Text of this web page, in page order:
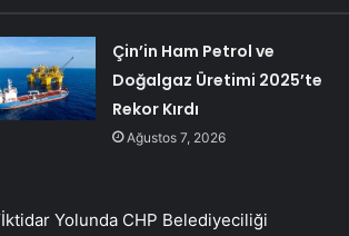
Çin’in Ham Petrol ve
Doğalgaz Üretimi 2025’te
Rekor Kırdı
Ağustos 7, 2026
Yolunda CHP Belediyeciliği